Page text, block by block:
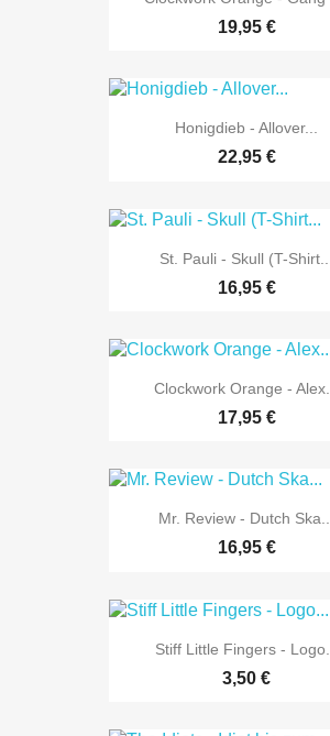
19,95 €
Honigdieb - Allover...
22,95 €
St. Pauli - Skull (T-Shirt...
16,95 €
Clockwork Orange - Alex...
17,95 €
Mr. Review - Dutch
16,95 €
Stiff Little Fingers - Logo...
3,50 €